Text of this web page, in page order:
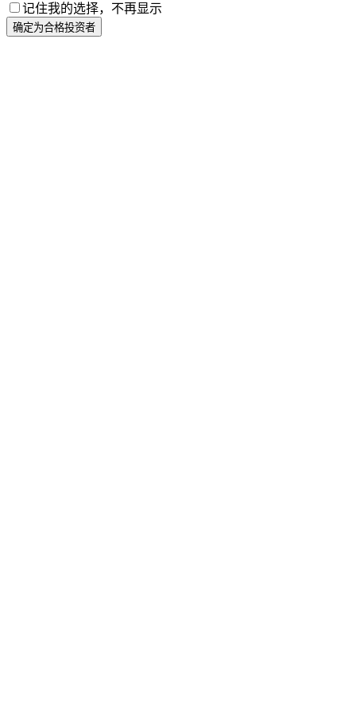
记住我的选择，不再显示
确定为合格投资者